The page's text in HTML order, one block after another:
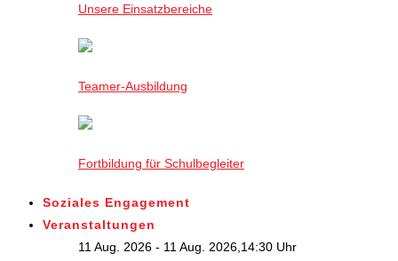
Unsere Einsatzbereiche
Teamer-Ausbildung
Fortbildung für Schulbegleiter
Soziales Engagement
Veranstaltungen
11 Aug. 2026 - 11 Aug. 2026,14:30 Uhr